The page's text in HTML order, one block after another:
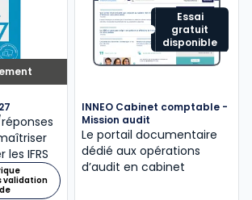
IFRS
validation
Essai
gratuit
disponible
INNEO Cabinet comptable -
Mission audit
Le portail documentaire
dédié aux opérations
d’audit en cabinet